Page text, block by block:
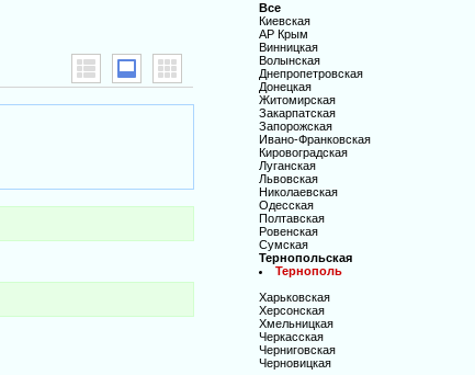
Все
Киевская
АР Крым
Винницкая
Волынская
Днепропетровская
Донецкая
Житомирская
Закарпатская
Запорожская
Ивано-Франковская
Кировоградская
Луганская
Львовская
Николаевская
Одесская
Полтавская
Ровенская
Сумская
Тернопольская
Тернополь
Харьковская
Херсонская
Хмельницкая
Черкасская
Черниговская
Черновицкая